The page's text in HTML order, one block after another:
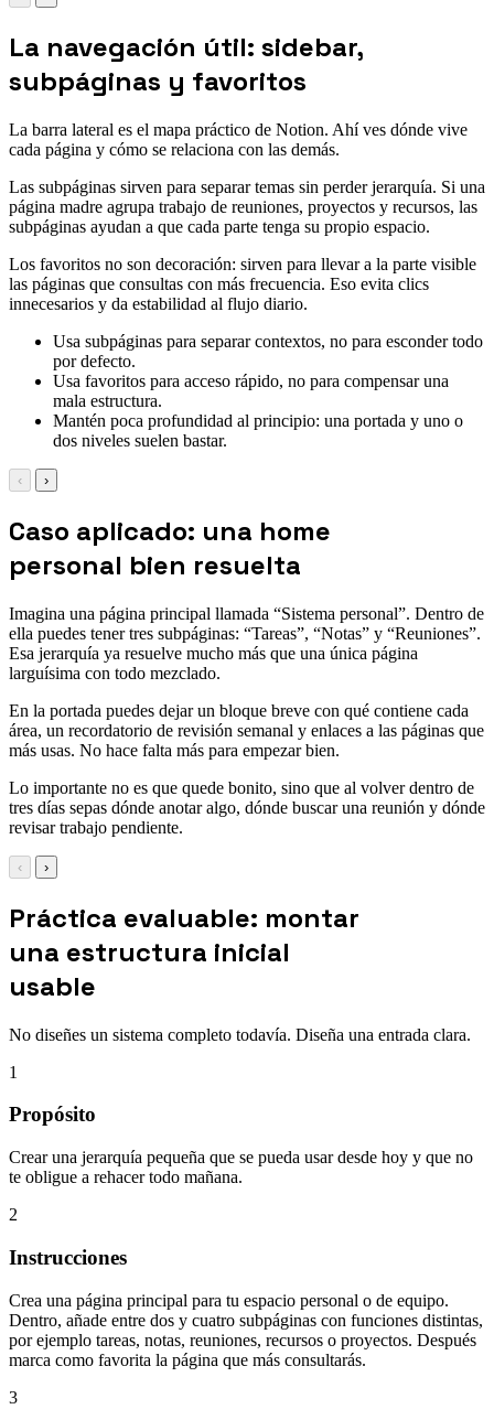
La navegación útil: sidebar,
subpáginas y favoritos
La barra lateral es el mapa práctico de Notion. Ahí ves dónde vive
cada página y cómo se relaciona con las demás.
Las subpáginas sirven para separar temas sin perder jerarquía. Si una
página madre agrupa trabajo de reuniones, proyectos y recursos, las
subpáginas ayudan a que cada parte tenga su propio espacio.
Los favoritos no son decoración: sirven para llevar a la parte visible
las páginas que consultas con más frecuencia. Eso evita clics
innecesarios y da estabilidad al flujo diario.
Usa subpáginas para separar contextos, no para esconder todo
por defecto.
Usa favoritos para acceso rápido, no para compensar una
mala estructura.
Mantén poca profundidad al principio: una portada y uno o
dos niveles suelen bastar.
‹ ›
Caso aplicado: una home
personal bien resuelta
Imagina una página principal llamada “Sistema personal”. Dentro de
ella puedes tener tres subpáginas: “Tareas”, “Notas” y “Reuniones”.
Esa jerarquía ya resuelve mucho más que una única página
larguísima con todo mezclado.
En la portada puedes dejar un bloque breve con qué contiene cada
área, un recordatorio de revisión semanal y enlaces a las páginas que
más usas. No hace falta más para empezar bien.
Lo importante no es que quede bonito, sino que al volver dentro de
tres días sepas dónde anotar algo, dónde buscar una reunión y dónde
revisar trabajo pendiente.
‹ ›
Práctica evaluable: montar
una estructura inicial
usable
No diseñes un sistema completo todavía. Diseña una entrada clara.
1
Propósito
Crear una jerarquía pequeña que se pueda usar desde hoy y que no
te obligue a rehacer todo mañana.
2
Instrucciones
Crea una página principal para tu espacio personal o de equipo.
Dentro, añade entre dos y cuatro subpáginas con funciones distintas,
por ejemplo tareas, notas, reuniones, recursos o proyectos. Después
marca como favorita la página que más consultarás.
3